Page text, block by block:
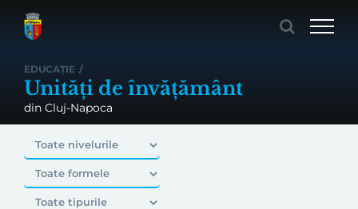
EDUCAȚIE /
Unități de învățământ
din Cluj-Napoca